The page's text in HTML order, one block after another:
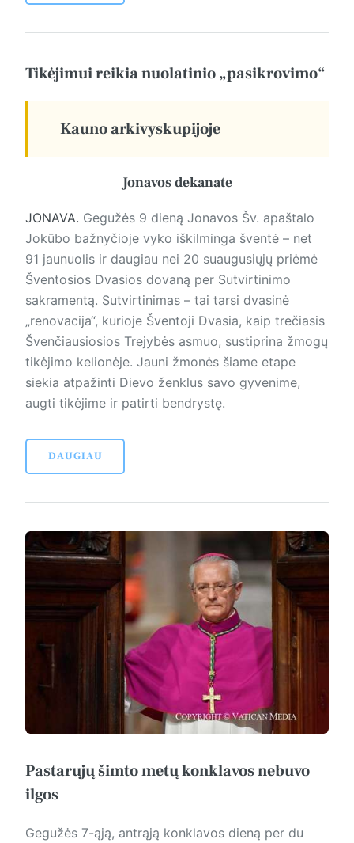
Tikėjimui reikia nuolatinio „pasikrovimo“
Kauno arkivyskupijoje
Jonavos dekanate
JONAVA. Gegužės 9 dieną Jonavos Šv. apaštalo
Jokūbo bažnyčioje vyko iškilminga šventė – net
91 jaunuolis ir daugiau nei 20 suaugusiųjų priėmė
Šventosios Dvasios dovaną per Sutvirtinimo
sakramentą. Sutvirtinimas – tai tarsi dvasinė
„renovacija“, kurioje Šventoji Dvasia, kaip trečiasis
Švenčiausiosios Trejybės asmuo, sustiprina žmogų
tikėjimo kelionėje. Jauni žmonės šiame etape
siekia atpažinti Dievo ženklus savo gyvenime,
augti tikėjime ir patirti bendrystę.
DAUGIAU
Pastarųjų šimto metų konklavos nebuvo
ilgos
Gegužės 7-ąją, antrąją konklavos dieną per du